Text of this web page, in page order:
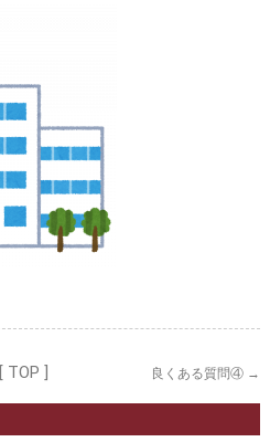
外来予約について
治療費について
良くある質問
アクセス
[ TOP ] 良くある質問④ →